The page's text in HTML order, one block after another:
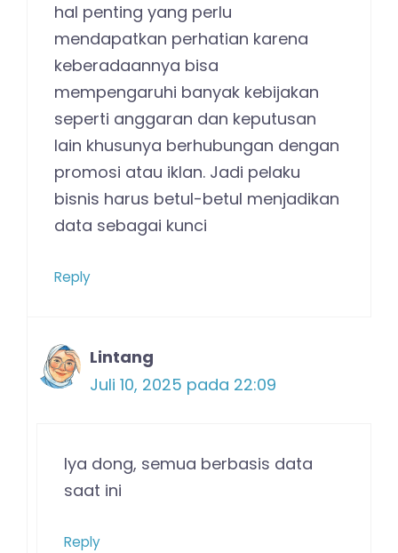
hal penting yang perlu
mendapatkan perhatian karena
keberadaannya bisa
mempengaruhi banyak kebijakan
seperti anggaran dan keputusan
lain khusunya berhubungan dengan
promosi atau iklan. Jadi pelaku
bisnis harus betul-betul menjadikan
data sebagai kunci
Reply
Lintang
Juli 10, 2025 pada 22:09
Iya dong, semua berbasis data
saat ini
Reply